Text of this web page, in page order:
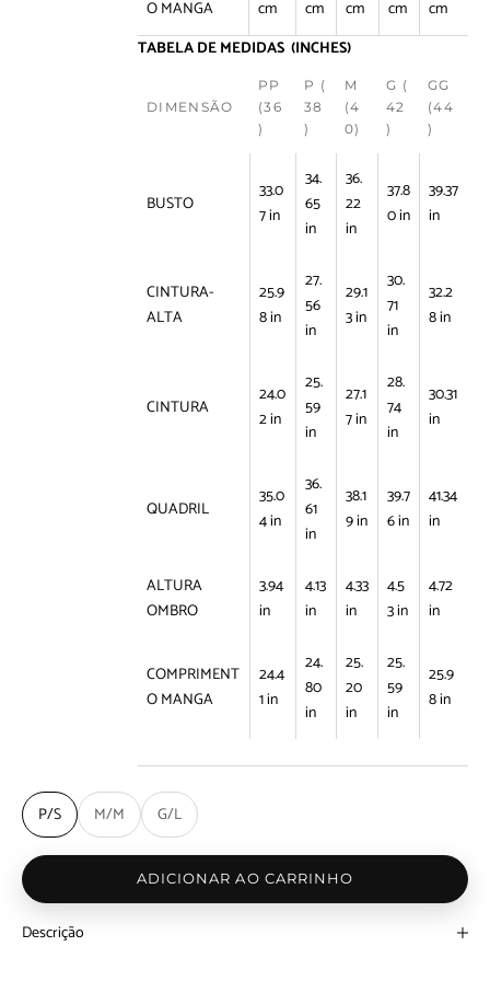
O MANGA cm cm cm cm
cm
TABELA DE MEDIDAS (INCHES)
DIMENSÃO
PP
(36
)
P (
38
)
M
(4
0)
G (
42
)
GG
(44
)
BUSTO
33.0
7 in
34.
65
in
36.
22
in
37.8
0 in
39.37
in
CINTURA-
ALTA
25.9
8 in
27.
56
in
29.1
3 in
30.
71
in
32.2
8 in
CINTURA
24.0
2 in
25.
59
in
27.1
7 in
28.
74
in
30.31
in
QUADRIL
35.0
4 in
36.
61
in
38.1
9 in
39.7
6 in
41.34
in
ALTURA
OMBRO
3.94
in
4.13
in
4.33
in
4.5
3 in
4.72
in
COMPRIMENT
O MANGA
24.4
1 in
24.
80
in
25.
20
in
25.
59
in
25.9
8 in
P/S M/M G/L
ADICIONAR AO CARRINHO
Descrição